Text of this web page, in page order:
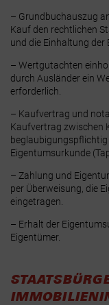
– Grundbuchauszug
Kauf den rechtlichen
und die Einhaltung der
– Wertgutachten
durch Ausländer ein
erforderlich.
– Kaufvertrag und
Kaufvertrag zwischen
Eigentumsurkunde
– Zahlung und
per Überweisung, die
eingetragen.
– Erhalt der
Eigentümer.